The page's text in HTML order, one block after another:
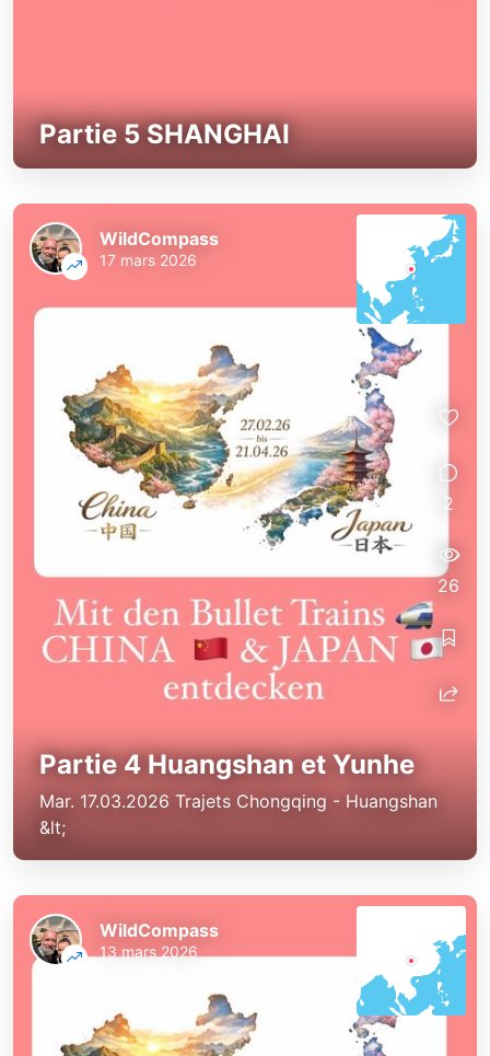
Partie 5 SHANGHAI
Partie 4 Huangshan et Yunhe
Mar. 17.03.2026 Trajets Chongqing - Huangshan
&lt;
WildCompass
17 mars 2026
2
26
WildCompass
13 mars 2026